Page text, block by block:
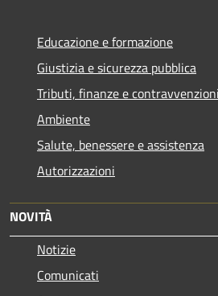
Educazione e formazione
Giustizia e sicurezza pubblica
Tributi, finanze e contravvenzioni
Ambiente
Salute, benessere e assistenza
Autorizzazioni
NOVITÀ
Notizie
Comunicati